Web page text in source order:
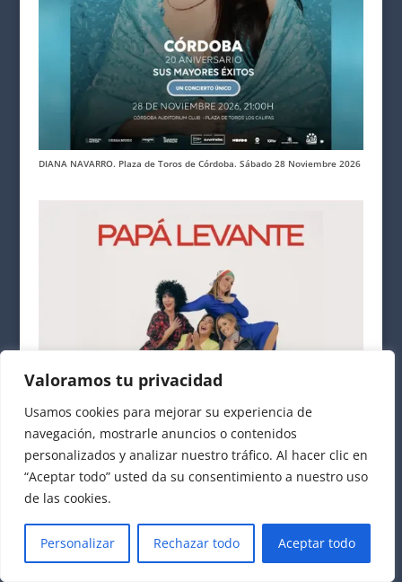
Valoramos tu privacidad
Usamos cookies para mejorar su experiencia de
navegación, mostrarle anuncios o contenidos
personalizados y analizar nuestro tráfico. Al hacer clic en
“Aceptar todo” usted da su consentimiento a nuestro uso
de las cookies.
Personalizar Rechazar todo Aceptar todo
DIANA NAVARRO. Plaza de Toros de Córdoba. Sábado 28 Noviembre 2026
PAPÁ LEVANTE. Sala Impala. Córdoba. Viernes 16 Octubre 2026